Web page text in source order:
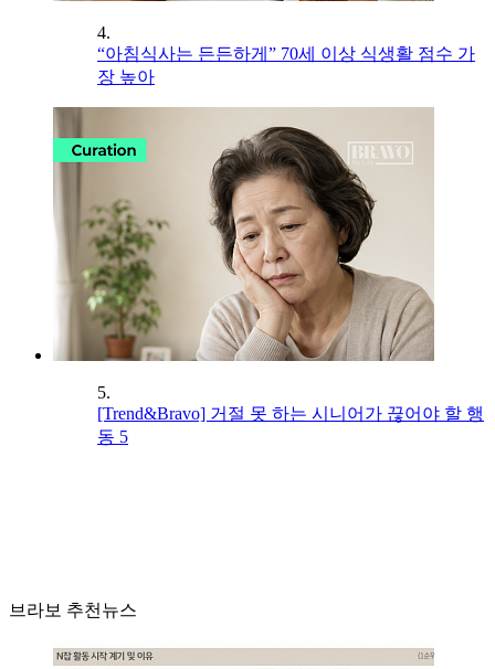
4.
“아침식사는 든든하게” 70세 이상 식생활 점수 가
장 높아
5.
[Trend&Bravo] 거절 못 하는 시니어가 끊어야 할 행
동 5
브라보 추천뉴스